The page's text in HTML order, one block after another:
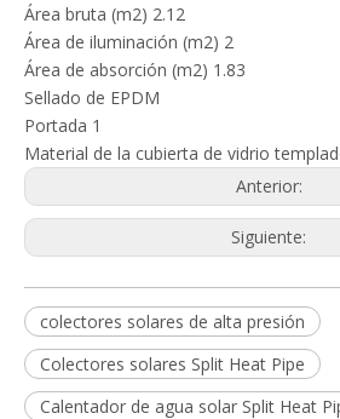
Área bruta (m2) 2.12
Área de iluminación (m2) 2
Área de absorción (m2) 1.83
Sellado de EPDM
Portada 1
Material de la cubierta de vidrio
Anterior:
Siguiente:
colectores solares de alta presión
Colectores solares Split Heat Pipe
Calentador de agua solar Split Heat